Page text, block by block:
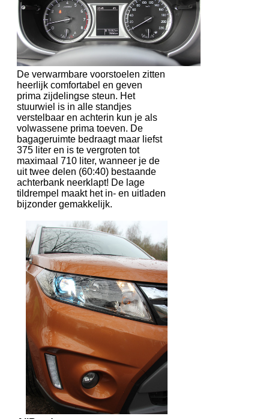
De verwarmbare voorstoelen zitten
heerlijk comfortabel en geven
prima zijdelingse steun. Het
stuurwiel is in alle standjes
verstelbaar en achterin kun je als
volwassene prima toeven. De
bagageruimte bedraagt maar liefst
375 liter en is te vergroten tot
maximaal 710 liter, wanneer je de
uit twee delen (60:40) bestaande
achterbank neerklapt! De lage
tildrempel maakt het in- en uitladen
bijzonder gemakkelijk.